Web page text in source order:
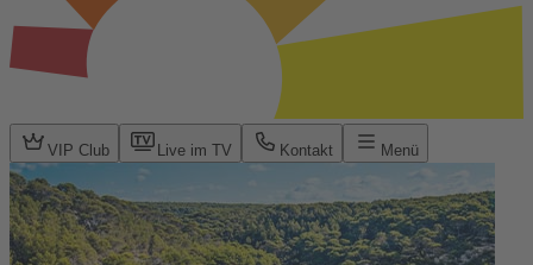
VIP Club Live im TV Kontakt Menü